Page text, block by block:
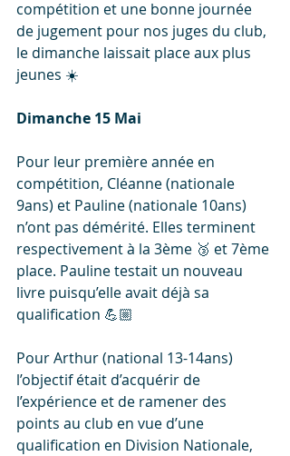
compétition et une bonne journée
de jugement pour nos juges du club,
le dimanche laissait place aux plus
jeunes ☀️
Dimanche 15 Mai
Pour leur première année en
compétition, Cléanne (nationale
9ans) et Pauline (nationale 10ans)
n’ont pas démérité. Elles terminent
respectivement à la 3ème 🥉 et 7ème
place. Pauline testait un nouveau
livre puisqu’elle avait déjà sa
qualification 💪🏼
Pour Arthur (national 13-14ans)
l’objectif était d’acquérir de
l’expérience et de ramener des
points au club en vue d’une
qualification en Division Nationale,